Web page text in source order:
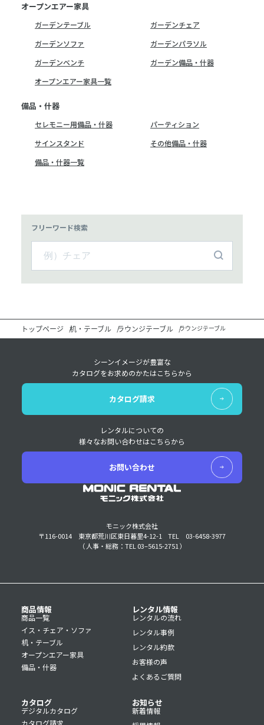
オープンエアー家具
ガーデンテーブル
ガーデンチェア
ガーデンソファ
ガーデンパラソル
ガーデンベンチ
ガーデン備品・什器
オープンエアー家具一覧
備品・什器
セレモニー用備品・什器
パーティション
サインスタンド
その他備品・什器
備品・什器一覧
フリーワード検索
トップページ 机・テーブル ラウンジテーブル ラウンジテーブル
モニック株式会社
〒116-0014 東京都荒川区東日暮里4-12-1
TEL 03-6458-3977
（ 人事・総務：TEL 03–5615-2751 ）
シーンイメージが豊富な
カタログをお求めのかたはこちらから
カタログ請求
レンタルについての
様々なお問い合わせはこちらから
お問い合わせ
商品情報
商品一覧
イス・チェア・ソファ
机・テーブル
オープンエアー家具
備品・什器
レンタル情報
レンタルの流れ
レンタル事例
レンタル約款
お客様の声
よくあるご質問
カタログ
デジタルカタログ
カタログ請求
お知らせ
新着情報